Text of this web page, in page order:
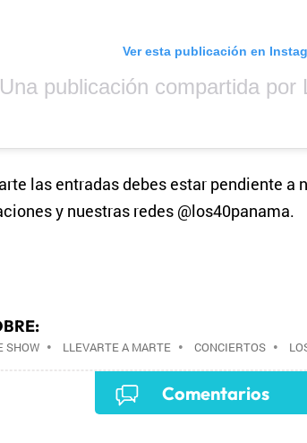
Ver esta publicación en
las entradas debes estar pendiente a
y nuestras redes @los40panama.
SHOW• LLEVARTE A MARTE• CONCIERTOS•
PRISA RADIO•AGENDA CULTURAL•
GRUPO PRISA•EVENTOS•
Comentarios